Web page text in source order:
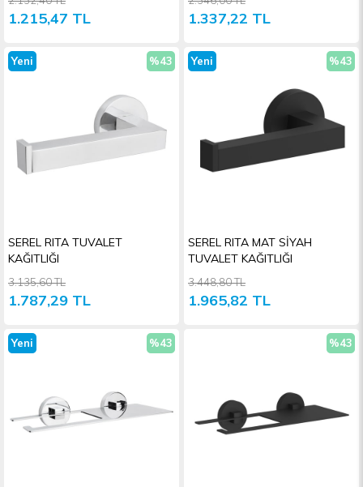
1.215,47 TL 1.337,22 TL
SEREL RITA TUVALET
KAĞITLIĞI
1.787,29 TL
3.135,60 TL
%43
Yeni
SEREL RITA MAT SİYAH
TUVALET KAĞITLIĞI
1.965,82 TL
3.448,80 TL
%43
Yeni
%43
Yeni
%43